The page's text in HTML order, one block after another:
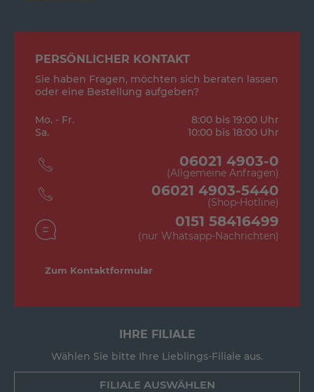
PERSÖNLICHER KONTAKT
Sie haben Fragen, möchten sich beraten lassen
oder eine Bestellung aufgeben?
Mo. - Fr.
8:00 bis 19:00 Uhr
Sa.
10:00 bis 18:00 Uhr
06021 4903-0
(Allgemeine Anfragen)
06021 4903-5440
(Shop-Hotline)
0151 58416499
(nur Whatsapp-Nachrichten)
Zum Kontaktformular
IHRE FILIALE
Wählen Sie bitte Ihre Lieblings-Filiale aus.
FILIALE AUSWÄHLEN